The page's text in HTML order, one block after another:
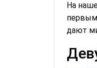
На
дают